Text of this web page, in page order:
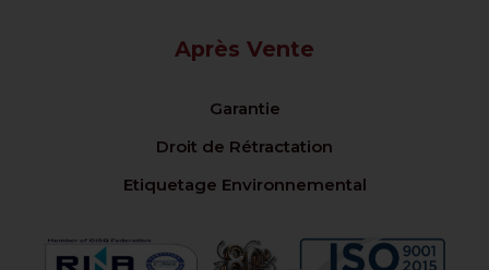
Après Vente
Garantie
Droit de Rétractation
Etiquetage Environnemental